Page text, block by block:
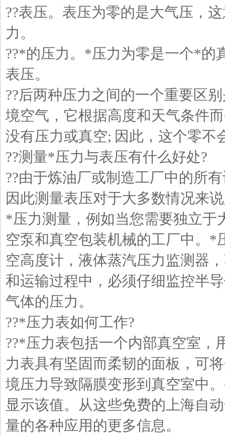
??表压。表压为零的是大气压，
力。
??*的压力。*压力为零是一个*的
表压。
??后两种压力之间的一个重要区
境空气，它根据高度和天气条件
没有压力或真空; 因此，这个零不
??测量*压力与表压有什么好处?
??由于炼油厂或制造工厂中的所
因此测量表压对于大多数情况来
*压力测量，例如当您需要独立于
空泵和真空包装机械的工厂中。*
空高度计，液体蒸汽压力监测器
和运输过程中，必须仔细监控半
气体的压力。
??*压力表如何工作?
??*压力表包括一个内部真空室
力表具有坚固而柔韧的面板，可
境压力导致隔膜变形到真空室中
显示该值。从这些免费的上海自
量的各种应用的更多信息。